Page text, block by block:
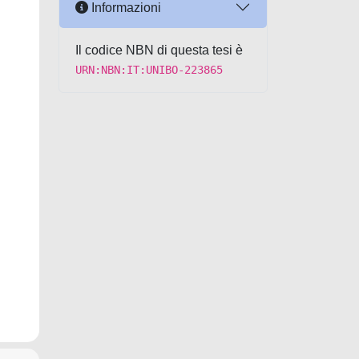
Informazioni
Il codice NBN di questa tesi è
URN:NBN:IT:UNIBO-223865